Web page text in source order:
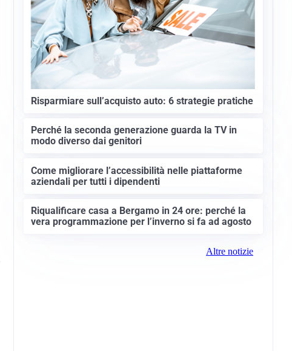
Risparmiare sull’acquisto auto: 6 strategie pratiche
Perché la seconda generazione guarda la TV in
modo diverso dai genitori
Come migliorare l’accessibilità nelle piattaforme
aziendali per tutti i dipendenti
Riqualificare casa a Bergamo in 24 ore: perché la
vera programmazione per l’inverno si fa ad agosto
Altre notizie